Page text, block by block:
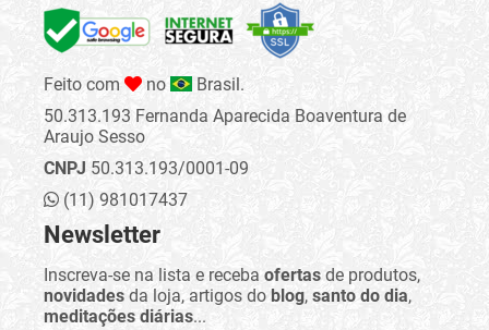
Feito com no
Brasil.
50.313.193 Fernanda Aparecida Boaventura de
Araujo Sesso
CNPJ 50.313.193/0001-09
(11) 981017437
Newsletter
Inscreva-se na lista e receba ofertas de produtos,
novidades da loja, artigos do blog, santo do dia,
meditações diárias...